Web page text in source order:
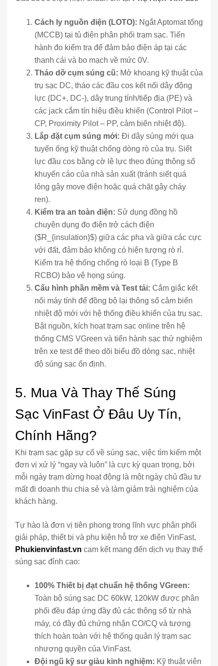
Cách ly nguồn điện (LOTO): Ngắt Aptomat tổng
(MCCB) tại tủ điện phân phối trạm sạc. Tiến
hành đo kiểm tra để đảm bảo điện áp tại các
thanh cái và bo mạch về mức 0V.
Tháo dỡ cụm súng cũ: Mở khoang kỹ thuật của
trụ sạc DC, tháo các đầu cos kết nối dây động
lực (DC+, DC-), dây trung tính/tiếp địa (PE) và
các jack cắm tín hiệu điều khiển (Control Pilot –
CP, Proximity Pilot – PP, cảm biến nhiệt độ).
Lắp đặt cụm súng mới: Đi dây súng mới qua
tuyến ống kỹ thuật chống dòng rò của trụ. Siết
lực đầu cos bằng cờ lê lực theo đúng thông số
khuyến cáo của nhà sản xuất (tránh siết quá
lỏng gây move điện hoặc quá chặt gây cháy
ren).
Kiểm tra an toàn điện: Sử dụng đồng hồ
chuyên dụng đo điện trở cách điện
($R_{insulation}$) giữa các pha và giữa các cực
với đất, đảm bảo không có hiện tượng rò rỉ.
Kiểm tra hệ thống chống rò loại B (Type B
RCBO) bảo vệ họng súng.
Cấu hình phần mềm và Test tải: Cắm giắc kết
nối máy tính để đồng bộ lại thông số cảm biến
nhiệt độ mới với hệ thống điều khiển của trụ sạc.
Bật nguồn, kích hoạt trạm sạc online trên hệ
thống CMS VGreen và tiến hành sạc thử nghiệm
trên xe test để theo dõi biểu đồ dòng sạc, nhiệt
độ súng sạc ổn định.
5. Mua Và Thay Thế Súng
Sạc VinFast Ở Đâu Uy Tín,
Chính Hãng?
Khi trạm sạc gặp sự cố về súng sạc, việc tìm kiếm một
đơn vị xử lý “ngay và luôn” là cực kỳ quan trọng, bởi
mỗi ngày trạm dừng hoạt động là một ngày chủ đầu tư
mất đi doanh thu chia sẻ và làm giảm trải nghiệm của
khách hàng.
Tự hào là đơn vị tiên phong trong lĩnh vực phân phối
giải pháp, thiết bị và phụ kiện hỗ trợ xe điện VinFast,
Phukienvinfast.vn cam kết mang đến dịch vụ thay thế
súng sạc đỉnh cao:
100% Thiết bị đạt chuẩn hệ thống VGreen:
Toàn bộ súng sạc DC 60kW, 120kW được phân
phối đều đáp ứng đầy đủ các thông số từ nhà
máy, có đầy đủ chứng nhận CO/CQ và tương
thích hoàn toàn với hệ thống quản lý trạm sạc
nhượng quyền của VinFast.
Đội ngũ kỹ sư giàu kinh nghiệm: Kỹ thuật viên